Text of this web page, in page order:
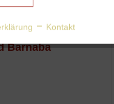
Barnaba
Kontakt